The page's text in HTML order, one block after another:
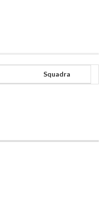
Squadra